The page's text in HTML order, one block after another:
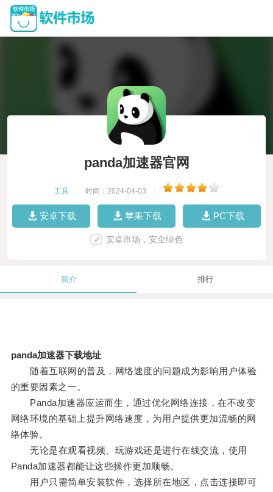
panda加速器官网
工具 时间：2024-04-03
安卓下载 苹果下载 PC下载
安卓市场，安全绿色
简介 排行
panda加速器下载地址
随着互联网的普及，网络速度的问题成为影响用户体验
的重要因素之一。
Panda加速器应运而生，通过优化网络连接，在不改变
网络环境的基础上提升网络速度，为用户提供更加流畅的网
络体验。
无论是在观看视频、玩游戏还是进行在线交流，使用
Panda加速器都能让这些操作更加顺畅。
用户只需简单安装软件，选择所在地区，点击连接即可